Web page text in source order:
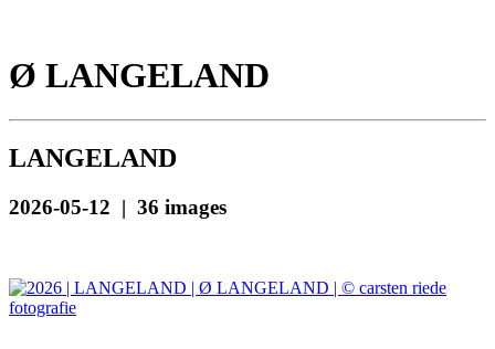
Ø LANGELAND
LANGELAND
2026-05-12 | 36 images